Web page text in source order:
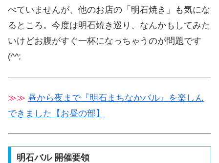
べていませんが、他のお店の「明石焼き」も気にな
るところ。今度は明石焼き巡り、なんかもしてみた
いけどお腹がすぐ一杯になっちゃうのが問題です
(^^;
≫≫ 昼から夜まで『明石まちなかバル』を楽しん
できました【お昼の部】
明石バル 開催要領